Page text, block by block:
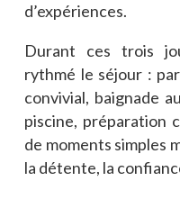
d’expériences.
Durant ces trois
rythmé le séjour :
convivial, baignade
piscine, préparation
de moments simples
la détente, la